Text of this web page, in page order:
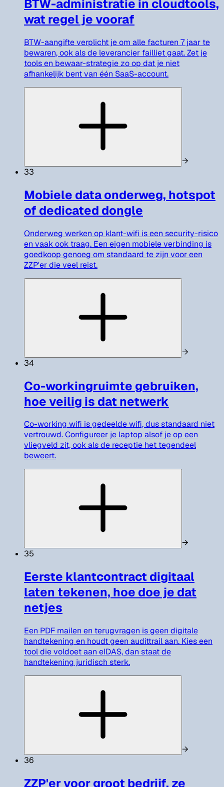
BTW-administratie in cloudtools,
wat regel je vooraf
BTW-aangifte verplicht je om alle facturen 7 jaar te
bewaren, ook als de leverancier failliet gaat. Zet je
tools en bewaar-strategie zo op dat je niet
afhankelijk bent van één SaaS-account.
→
33
Mobiele data onderweg, hotspot
of dedicated dongle
Onderweg werken op klant-wifi is een security-risico
en vaak ook traag. Een eigen mobiele verbinding is
goedkoop genoeg om standaard te zijn voor een
ZZP'er die veel reist.
→
34
Co-workingruimte gebruiken,
hoe veilig is dat netwerk
Co-working wifi is gedeelde wifi, dus standaard niet
vertrouwd. Configureer je laptop alsof je op een
vliegveld zit, ook als de receptie het tegendeel
beweert.
→
35
Eerste klantcontract digitaal
laten tekenen, hoe doe je dat
netjes
Een PDF mailen en terugvragen is geen digitale
handtekening en houdt geen audittrail aan. Kies een
tool die voldoet aan eIDAS, dan staat de
handtekening juridisch sterk.
→
36
ZZP'er voor groot bedrijf, ze